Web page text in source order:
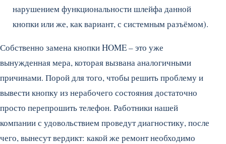
нарушением функциональности шлейфа данной
кнопки или же, как вариант, с системным разъёмом).
Собственно замена кнопки HOME – это уже
вынужденная мера, которая вызвана аналогичными
причинами. Порой для того, чтобы решить проблему и
вывести кнопку из нерабочего состояния достаточно
просто перепрошить телефон. Работники нашей
компании с удовольствием проведут диагностику, после
чего, вынесут вердикт: какой же ремонт необходимо